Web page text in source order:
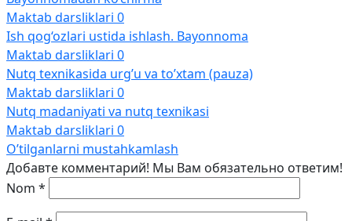
Maktab darsliklari 0
Ish qog‘ozlari ustida ishlash. Bayonnoma
Maktab darsliklari 0
Nutq texnikasida urg’u va to’xtam (pauza)
Maktab darsliklari 0
Nutq madaniyati va nutq texnikasi
Maktab darsliklari 0
O’tilganlarni mustahkamlash
Добавте комментарий! Мы Вам обязательно ответим!
Nom *